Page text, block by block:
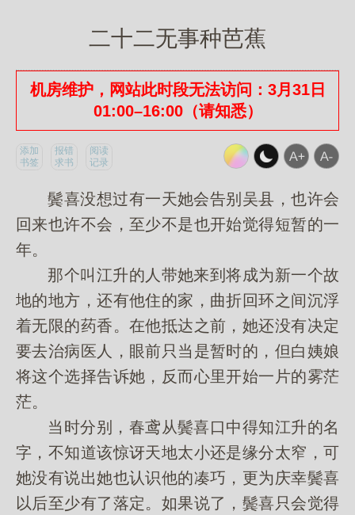
二十二无事种芭蕉
机房维护，网站此时段无法访问：3月31日
01:00–16:00（请知悉）
添加
书签
报错
求书
阅读
记录
鬓喜没想过有一天她会告别吴县，也许会
回来也许不会，至少不是也开始觉得短暂的一
年。
那个叫江升的人带她来到将成为新一个故
地的地方，还有他住的家，曲折回环之间沉浮
着无限的药香。在他抵达之前，她还没有决定
要去治病医人，眼前只当是暂时的，但白姨娘
将这个选择告诉她，反而心里开始一片的雾茫
茫。
当时分别，春鸢从鬓喜口中得知江升的名
字，不知道该惊讶天地太小还是缘分太窄，可
她没有说出她也认识他的凑巧，更为庆幸鬓喜
以后至少有了落定。如果说了，鬓喜只会觉得